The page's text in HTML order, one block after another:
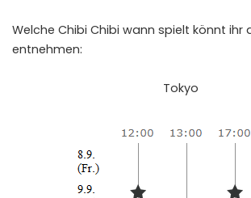
Welche Chibi Chibi wann spielt könnt ihr
entnehmen:
Tokyo